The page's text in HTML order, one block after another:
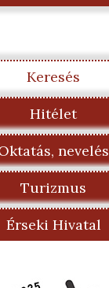
Keresés
Hitélet
nevelés
Turizmus
Érseki Hivatal